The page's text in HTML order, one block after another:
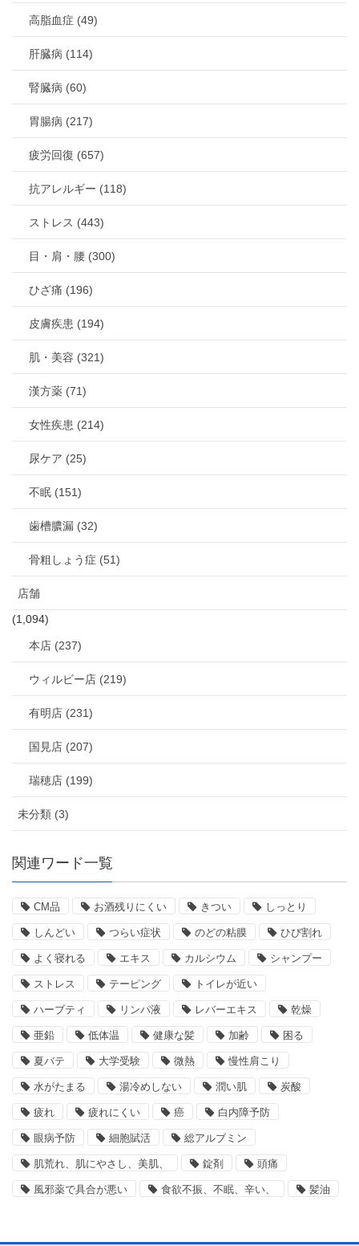
高脂血症 (49)
肝臓病 (114)
腎臓病 (60)
胃腸病 (217)
疲労回復 (657)
抗アレルギー (118)
ストレス (443)
目・肩・腰 (300)
ひざ痛 (196)
皮膚疾患 (194)
肌・美容 (321)
漢方薬 (71)
女性疾患 (214)
尿ケア (25)
不眠 (151)
歯槽膿漏 (32)
骨粗しょう症 (51)
店舗
(1,094)
本店 (237)
ウィルビー店 (219)
有明店 (231)
国見店 (207)
瑞穂店 (199)
未分類 (3)
関連ワード一覧
CM品 お酒残りにくい きつい しっとり
しんどい つらい症状 のどの粘膜 ひび割れ
よく寝れる エキス カルシウム シャンプー
ストレス テーピング トイレが近い
ハーブティ リンパ液 レバーエキス 乾燥
亜鉛 低体温 健康な髪 加齢 困る
夏バテ 大学受験 微熱 慢性肩こり
水がたまる 湯冷めしない 潤い肌 炭酸
疲れ 疲れにくい 癌 白内障予防
眼病予防 細胞賦活 総アルブミン
肌荒れ、肌にやさし、美肌、 錠剤 頭痛
風邪薬で具合が悪い 食欲不振、不眠、辛い、 髪油